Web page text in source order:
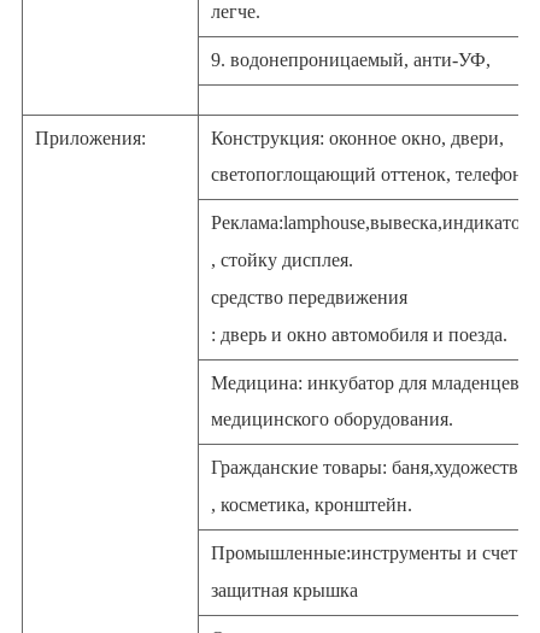
легче.
9. водонепроницаемый, анти-УФ,
Приложения:
Конструкция: оконное окно, двери,
светопоглощающий оттенок,
Реклама:lamphouse,вывеска,индикатор
, стойку дисплея.
средство передвижения
: дверь и окно автомобиля и поезда.
Медицина: инкубатор для младенцев,
медицинского оборудования.
Гражданские товары: баня,
, косметика, кронштейн.
Промышленные:инструменты и
защитная крышка